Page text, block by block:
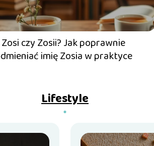
Zosi czy Zosii? Jak poprawnie
imię Zosia w praktyce
Lifestyle